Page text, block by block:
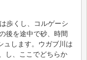
歩くし、コルゲーシ
後を途中で砂、時間
ュします。ウガブ川は
、し、ここでどちらか